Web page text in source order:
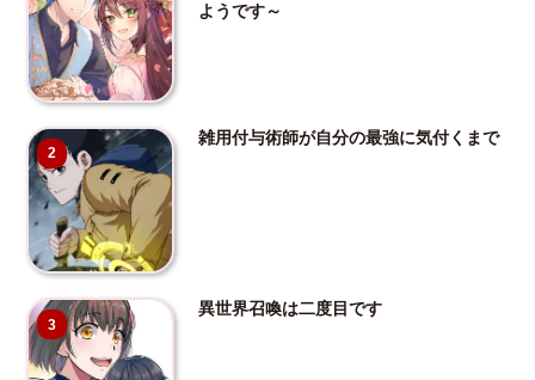
ようです～
2
雑用付与術師が自分の最強に気付くまで
3
異世界召喚は二度目です